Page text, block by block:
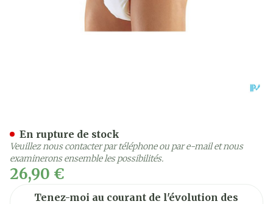
26,90 €
Tenez-moi au courant de l'évolution des
En rupture de stock
Veuillez nous contacter par téléphone ou par e-mail et nous
examinerons ensemble les possibilités.